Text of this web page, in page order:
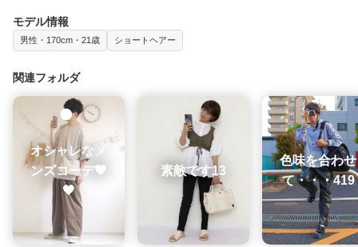
モデル情報
男性・170cm・21歳 ショートヘアー
関連フォルダ
オシャレなメ
ンズコーデ🤎
🖤
素敵です13
色味を合わせ
て・・・419